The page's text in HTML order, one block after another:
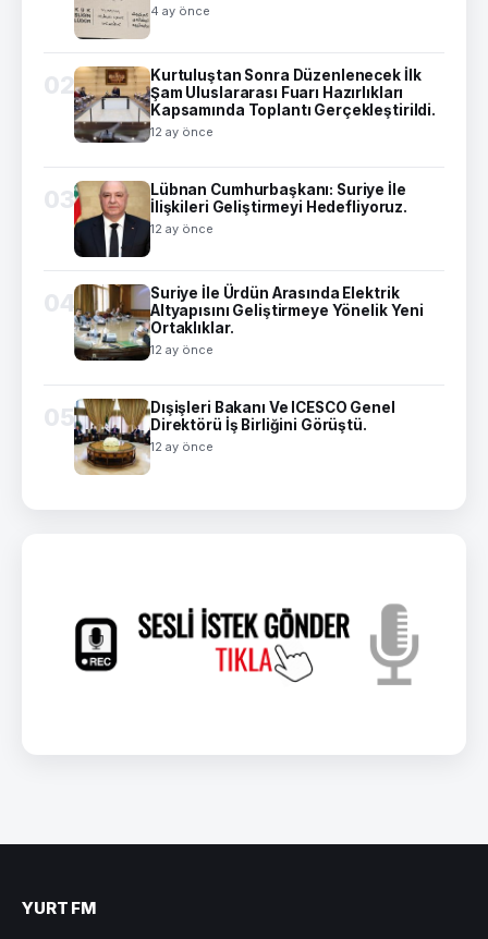
4 ay önce
02
Kurtuluştan Sonra Düzenlenecek İlk
Şam Uluslararası Fuarı Hazırlıkları
Kapsamında Toplantı Gerçekleştirildi.
12 ay önce
03
Lübnan Cumhurbaşkanı: Suriye İle
İlişkileri Geliştirmeyi Hedefliyoruz.
12 ay önce
04
Suriye İle Ürdün Arasında Elektrik
Altyapısını Geliştirmeye Yönelik Yeni
Ortaklıklar.
12 ay önce
05
Dışişleri Bakanı Ve ICESCO Genel
Direktörü İş Birliğini Görüştü.
12 ay önce
YURT FM